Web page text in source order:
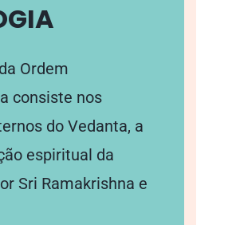
Ordem
consiste nos
do Vedanta, a
espiritual da
Sri Ramakrishna e